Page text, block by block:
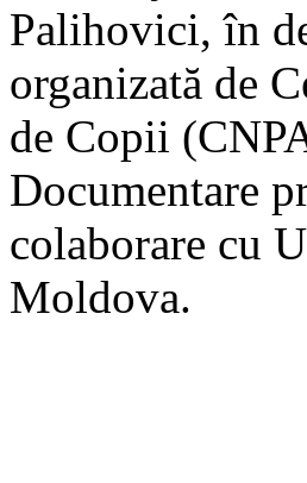
Palihovici, în
organizată de
de Copii
Documentare
colaborare cu
Moldova.